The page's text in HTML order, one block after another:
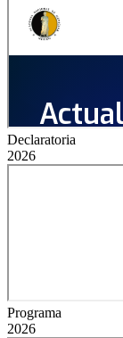
Declaratoria
2026
Programa
2026